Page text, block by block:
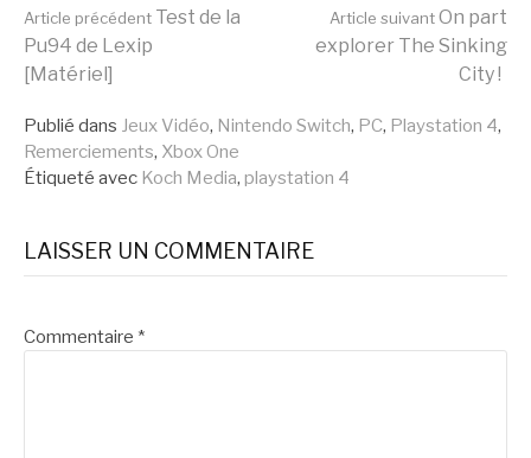
Lire
la
suite
Article précédent Test de la
Pu94 de Lexip
[Matériel]
Article suivantOn part
explorer The Sinking
City !
Publié dans Jeux Vidéo, Nintendo Switch, PC, Playstation 4,
Remerciements, Xbox One
Étiqueté avec Koch Media, playstation 4
LAISSER UN COMMENTAIRE
Commentaire *